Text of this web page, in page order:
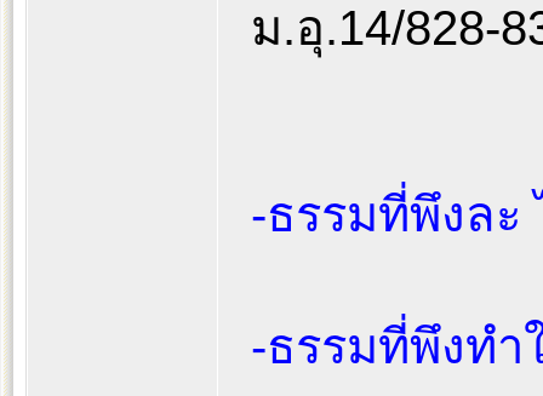
ม.อุ.14/828-
-ธรรมที่พึงล
-ธรรมที่พึงทำ